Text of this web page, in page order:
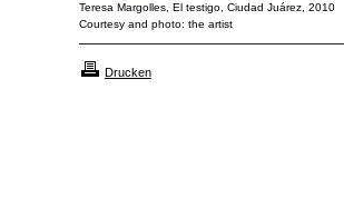
Teresa Margolles, El testigo, Ciudad Juárez, 2010
Courtesy and photo: the artist
Drucken